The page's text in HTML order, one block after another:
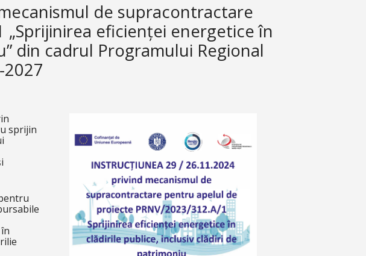
de supracontractare
eficienței energetice în
din cadrul Programului Regional
sprijin